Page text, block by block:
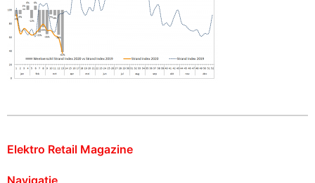
Elektro Retail Magazine